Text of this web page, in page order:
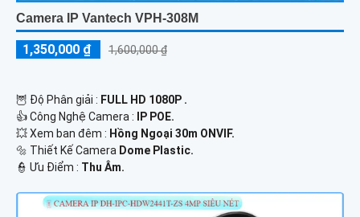
Camera IP Vantech VPH-308M
1,350,000 ₫ 1,600,000 ₫
🦉 Độ Phân giải : FULL HD 1080P .
👍 Công Nghệ Camera :
IP POE.
💥 Xem ban đêm : Hồng Ngoại 30m ONVIF.
🔩 Thiết Kế Camera Dome Plastic.
️👮 Ưu Điểm : Thu Âm.